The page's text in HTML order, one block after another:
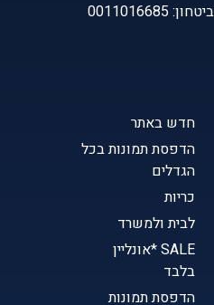
חדש באתר
הדפסת תמונות בכל
הגדלים
כריות
לבית ולמשרד
SALE *אונליין
בלבד
הדפסת תמונות